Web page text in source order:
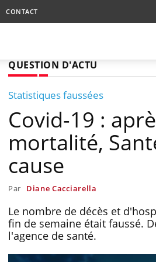
CONTACT
QUESTION D'ACTU
Statistiques faussées
Covid-19 :
mortalité,
cause
Par Diane Cacciarella
Le nombre de décès et
fin de semaine était faussé.
l'agence de santé.